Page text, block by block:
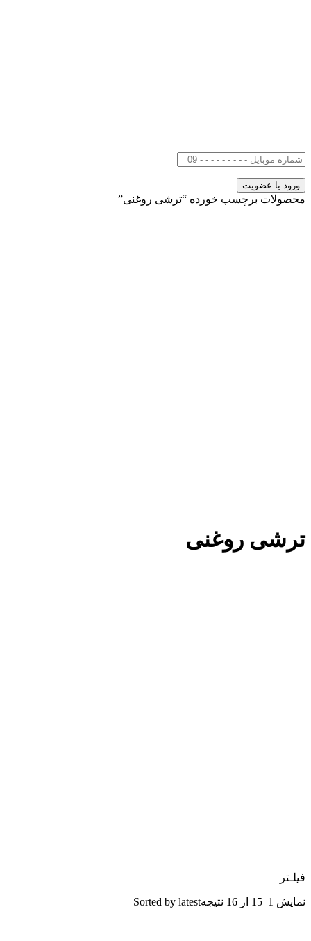
محصولات برچسب خورده “ترشی روغنی”
ترشی روغنی
فیلـتر
نمایش 1–15 از 16 نتیجه Sorted by latest